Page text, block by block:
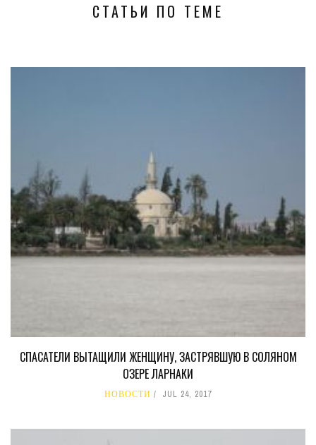
СТАТЬИ ПО ТЕМЕ
СПАСАТЕЛИ ВЫТАЩИЛИ ЖЕНЩИНУ, ЗАСТРЯВШУЮ В СОЛЯНОМ
ОЗЕРЕ ЛАРНАКИ
НОВОСТИ JUL 24, 2017